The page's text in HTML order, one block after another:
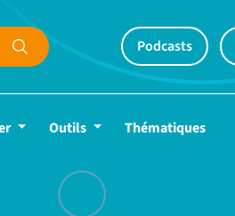
Podcasts
Outils Thématiques